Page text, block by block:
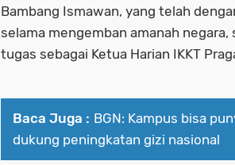
Bambang Ismawan, yang telah
selama mengemban amanah
tugas sebagai Ketua Harian IKKT
Baca Juga : BGN: Kampus bisa
dukung peningkatan gizi nasional